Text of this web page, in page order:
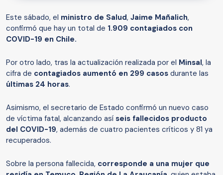
Este sábado, el ministro de Salud, Jaime Mañalich,
confirmó que hay un total de 1.909 contagiados con
COVID-19 en Chile.
Por otro lado, tras la actualización realizada por el Minsal, la
cifra de contagiados aumentó en 299 casos durante las
últimas 24 horas.
Asimismo, el secretario de Estado confirmó un nuevo caso
de víctima fatal, alcanzando así seis fallecidos producto
del COVID-19, además de cuatro pacientes críticos y 81 ya
recuperados.
Sobre la persona fallecida, corresponde a una mujer que